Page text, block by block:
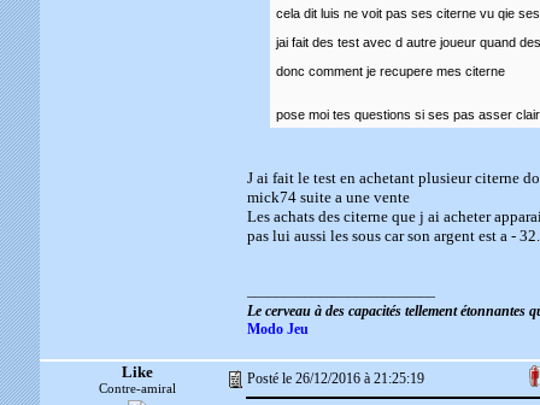
cela dit luis ne voit pas ses citerne vu qie
jai fait des test avec d autre joueur quand
donc comment je recupere mes citerne
pose moi tes questions si ses pas asser
J ai fait le test en achetant plusieur citerne
mick74 suite a une vente
Les achats des citerne que j ai acheter
pas lui aussi les sous car son argent est a -
Le cerveau à des capacités tellement
Modo Jeu
Like
Contre-amiral
Posté le 26/12/2016 à 21:25:19